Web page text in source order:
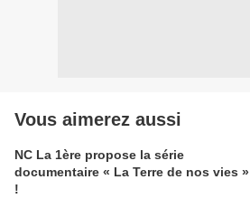
Vous aimerez aussi
NC La 1ère propose la série
documentaire « La Terre de nos vies »
!